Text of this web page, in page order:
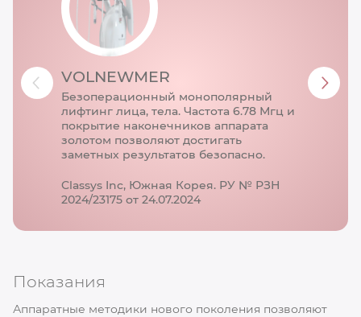
VOLNEWMER
Безоперационный монополярный
лифтинг лица, тела. Частота 6.78 Мгц и
покрытие наконечников аппарата
золотом позволяют достигать
заметных результатов безопасно.
Classys Inc, Южная Корея. РУ № РЗН
2024/23175 от 24.07.2024
Показания
Аппаратные методики нового поколения позволяют